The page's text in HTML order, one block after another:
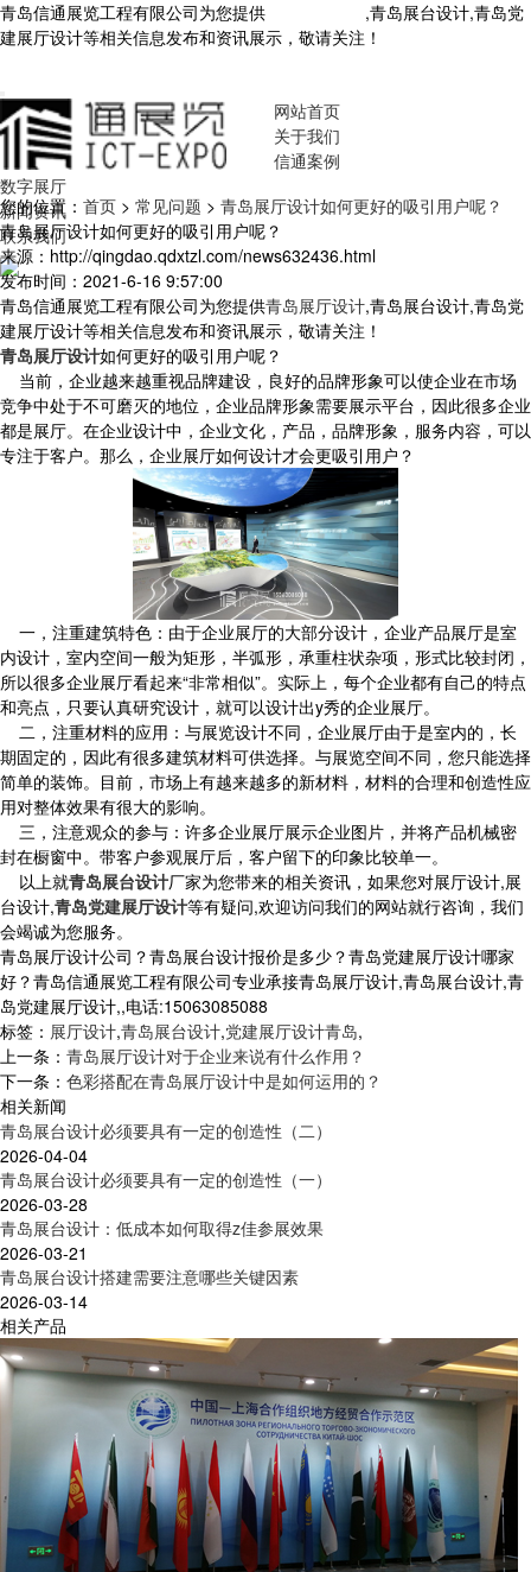
青岛信通展览工程有限公司为您提供
,青岛展台设计,青岛党
建展厅设计等相关信息发布和资讯展示，敬请关注！
网站首页
关于我们
信通案例
数字展厅
新闻资讯
联系我们
您的位置： 首页 > 常见问题 > 青岛展厅设计如何更好的吸引用户呢？
青岛展厅设计如何更好的吸引用户呢？
来源：http://qingdao.qdxtzl.com/news632436.html
发布时间：2021-6-16 9:57:00
青岛信通展览工程有限公司为您提供青岛展厅设计,青岛展台设计,青岛党
建展厅设计等相关信息发布和资讯展示，敬请关注！
青岛展厅设计如何更好的吸引用户呢？
当前，企业越来越重视品牌建设，良好的品牌形象可以使企业在市场
竞争中处于不可磨灭的地位，企业品牌形象需要展示平台，因此很多企业
都是展厅。在企业设计中，企业文化，产品，品牌形象，服务内容，可以
专注于客户。那么，企业展厅如何设计才会更吸引用户？
一，注重建筑特色：由于企业展厅的大部分设计，企业产品展厅是室
内设计，室内空间一般为矩形，半弧形，承重柱状杂项，形式比较封闭，
所以很多企业展厅看起来“非常相似”。实际上，每个企业都有自己的特点
和亮点，只要认真研究设计，就可以设计出y秀的企业展厅。
二，注重材料的应用：与展览设计不同，企业展厅由于是室内的，长
期固定的，因此有很多建筑材料可供选择。与展览空间不同，您只能选择
简单的装饰。目前，市场上有越来越多的新材料，材料的合理和创造性应
用对整体效果有很大的影响。
三，注意观众的参与：许多企业展厅展示企业图片，并将产品机械密
封在橱窗中。带客户参观展厅后，客户留下的印象比较单一。
以上就青岛展台设计厂家为您带来的相关资讯，如果您对展厅设计,展
台设计,青岛党建展厅设计等有疑问,欢迎访问我们的网站就行咨询，我们
会竭诚为您服务。
青岛展厅设计公司？青岛展台设计报价是多少？青岛党建展厅设计哪家
好？青岛信通展览工程有限公司专业承接青岛展厅设计,青岛展台设计,青
岛党建展厅设计,,电话:15063085088
标签： 展厅设计,青岛展台设计,党建展厅设计青岛,
上一条： 青岛展厅设计对于企业来说有什么作用？
下一条： 色彩搭配在青岛展厅设计中是如何运用的？
相关新闻
青岛展台设计必须要具有一定的创造性（二）
2026-04-04
青岛展台设计必须要具有一定的创造性（一）
2026-03-28
青岛展台设计：低成本如何取得z佳参展效果
2026-03-21
青岛展台设计搭建需要注意哪些关键因素
2026-03-14
相关产品